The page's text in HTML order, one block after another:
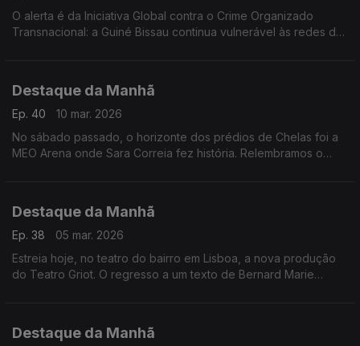
O alerta é da Iniciativa Global contra o Crime Organizado
Transnacional: a Guiné Bissau continua vulnerável às redes de
Destaque da Manhã
Ep. 40
10 mar. 2026
No sábado passado, o horizonte dos prédios de Chelas foi a
MEO Arena onde Sara Correia fez história. Relembramos o
Destaque da Manhã
Ep. 38
05 mar. 2026
Estreia hoje, no teatro do bairro em Lisboa, a nova produção
do Teatro Griot. O regresso a um texto de Bernard Marie
Destaque da Manhã